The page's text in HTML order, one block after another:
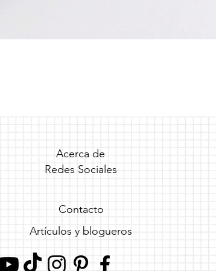
Acerca de
Redes Sociales
Contacto
Artículos y blogueros